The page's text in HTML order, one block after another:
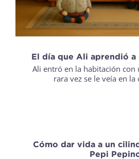
El día que Ali aprendió a
Ali entró en la habitación con
rara vez se le veía en la
Cómo dar vida a un
Pepi